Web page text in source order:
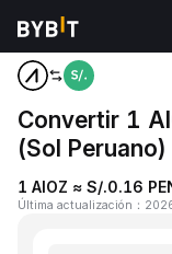
Inicio AIOZ to PEN
Convertir 1
(Sol Peruano)
1 AIOZ ≈ S/.0.16
Última actualización ：